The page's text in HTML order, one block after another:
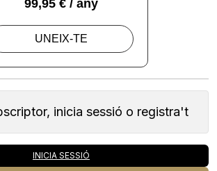
inicia sessió o registra't
INICIA SESSIÓ